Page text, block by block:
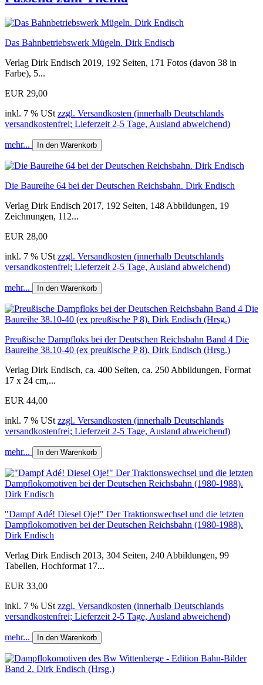
Das Bahnbetriebswerk Mügeln. Dirk Endisch
Verlag Dirk Endisch 2019, 192 Seiten, 171 Fotos (davon 38 in
Farbe), 5...
EUR 29,00
inkl. 7 % USt zzgl. Versandkosten (innerhalb Deutschlands
versandkostenfrei; Lieferzeit 2-5 Tage, Ausland abweichend)
mehr... In den Warenkorb
Die Baureihe 64 bei der Deutschen Reichsbahn. Dirk Endisch
Verlag Dirk Endisch 2017, 192 Seiten, 148 Abbildungen, 19
Zeichnungen, 112...
EUR 28,00
inkl. 7 % USt zzgl. Versandkosten (innerhalb Deutschlands
versandkostenfrei; Lieferzeit 2-5 Tage, Ausland abweichend)
mehr... In den Warenkorb
Preußische Dampfloks bei der Deutschen Reichsbahn Band 4 Die
Baureihe 38.10-40 (ex preußische P 8). Dirk Endisch (Hrsg.)
Verlag Dirk Endisch, ca. 400 Seiten, ca. 250 Abbildungen, Format
17 x 24 cm,...
EUR 44,00
inkl. 7 % USt zzgl. Versandkosten (innerhalb Deutschlands
versandkostenfrei; Lieferzeit 2-5 Tage, Ausland abweichend)
mehr... In den Warenkorb
"Dampf Adé! Diesel Oje!" Der Traktionswechsel und die letzten
Dampflokomotiven bei der Deutschen Reichsbahn (1980-1988).
Dirk Endisch
Verlag Dirk Endisch 2013, 304 Seiten, 240 Abbildungen, 99
Tabellen, Hochformat 17...
EUR 33,00
inkl. 7 % USt zzgl. Versandkosten (innerhalb Deutschlands
versandkostenfrei; Lieferzeit 2-5 Tage, Ausland abweichend)
mehr... In den Warenkorb